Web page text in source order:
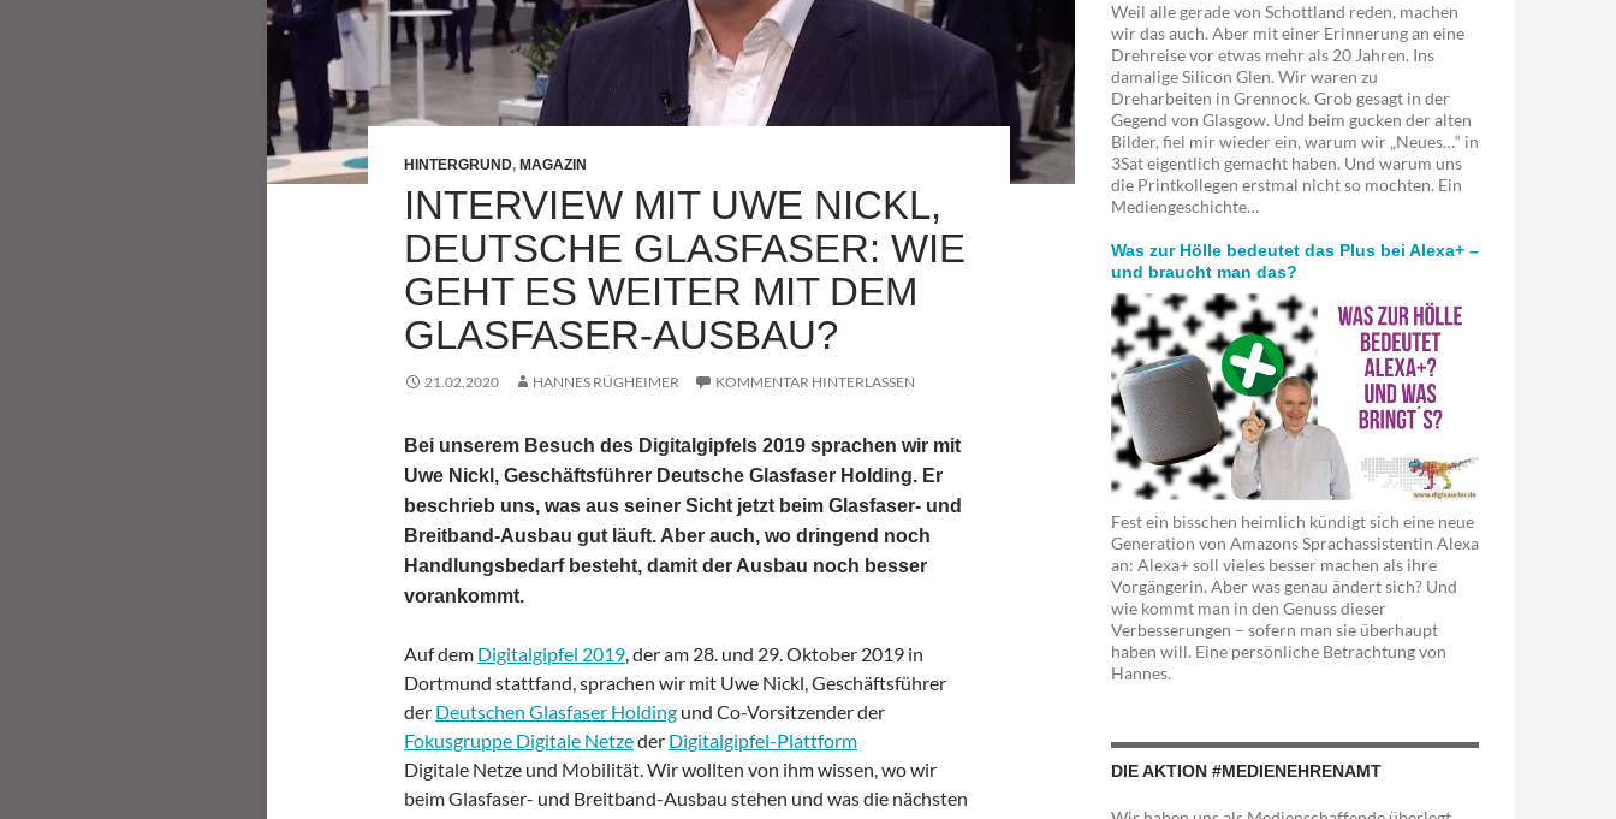
HINTERGRUND, MAGAZIN
INTERVIEW MIT UWE NICKL,
DEUTSCHE GLASFASER: WIE
GEHT ES WEITER MIT DEM
GLASFASER-AUSBAU?
21.02.2020 HANNES RÜGHEIMER KOMMENTAR HINTERLASSEN
Bei unserem Besuch des Digitalgipfels 2019 sprachen wir mit
Uwe Nickl, Geschäftsführer Deutsche Glasfaser Holding. Er
beschrieb uns, was aus seiner Sicht jetzt beim Glasfaser- und
Breitband-Ausbau gut läuft. Aber auch, wo dringend noch
Handlungsbedarf besteht, damit der Ausbau noch besser
vorankommt.
Auf dem Digitalgipfel 2019, der am 28. und 29. Oktober 2019 in
Dortmund stattfand, sprachen wir mit Uwe Nickl, Geschäftsführer
der Deutschen Glasfaser Holding und Co-Vorsitzender der
Fokusgruppe Digitale Netzeder Digitalgipfel-Plattform
Digitale Netze und Mobilität. Wir wollten von ihm wissen, wo wir
beim Glasfaser- und Breitband-Ausbau stehen und was die nächsten
Weil alle gerade von Schottland reden, machen
wir das auch. Aber mit einer Erinnerung an eine
Drehreise vor etwas mehr als 20 Jahren. Ins
damalige Silicon Glen. Wir waren zu
Dreharbeiten in Grennock. Grob gesagt in der
Gegend von Glasgow. Und beim gucken der alten
Bilder, fiel mir wieder ein, warum wir „Neues…“ in
3Sat eigentlich gemacht haben. Und warum uns
die Printkollegen erstmal nicht so mochten. Ein
Mediengeschichte…
Was zur Hölle bedeutet das Plus bei Alexa+ –
und braucht man das?
Fest ein bisschen heimlich kündigt sich eine neue
Generation von Amazons Sprachassistentin Alexa
an: Alexa+ soll vieles besser machen als ihre
Vorgängerin. Aber was genau ändert sich? Und
wie kommt man in den Genuss dieser
Verbesserungen – sofern man sie überhaupt
haben will. Eine persönliche Betrachtung von
Hannes.
DIE AKTION #MEDIENEHRENAMT